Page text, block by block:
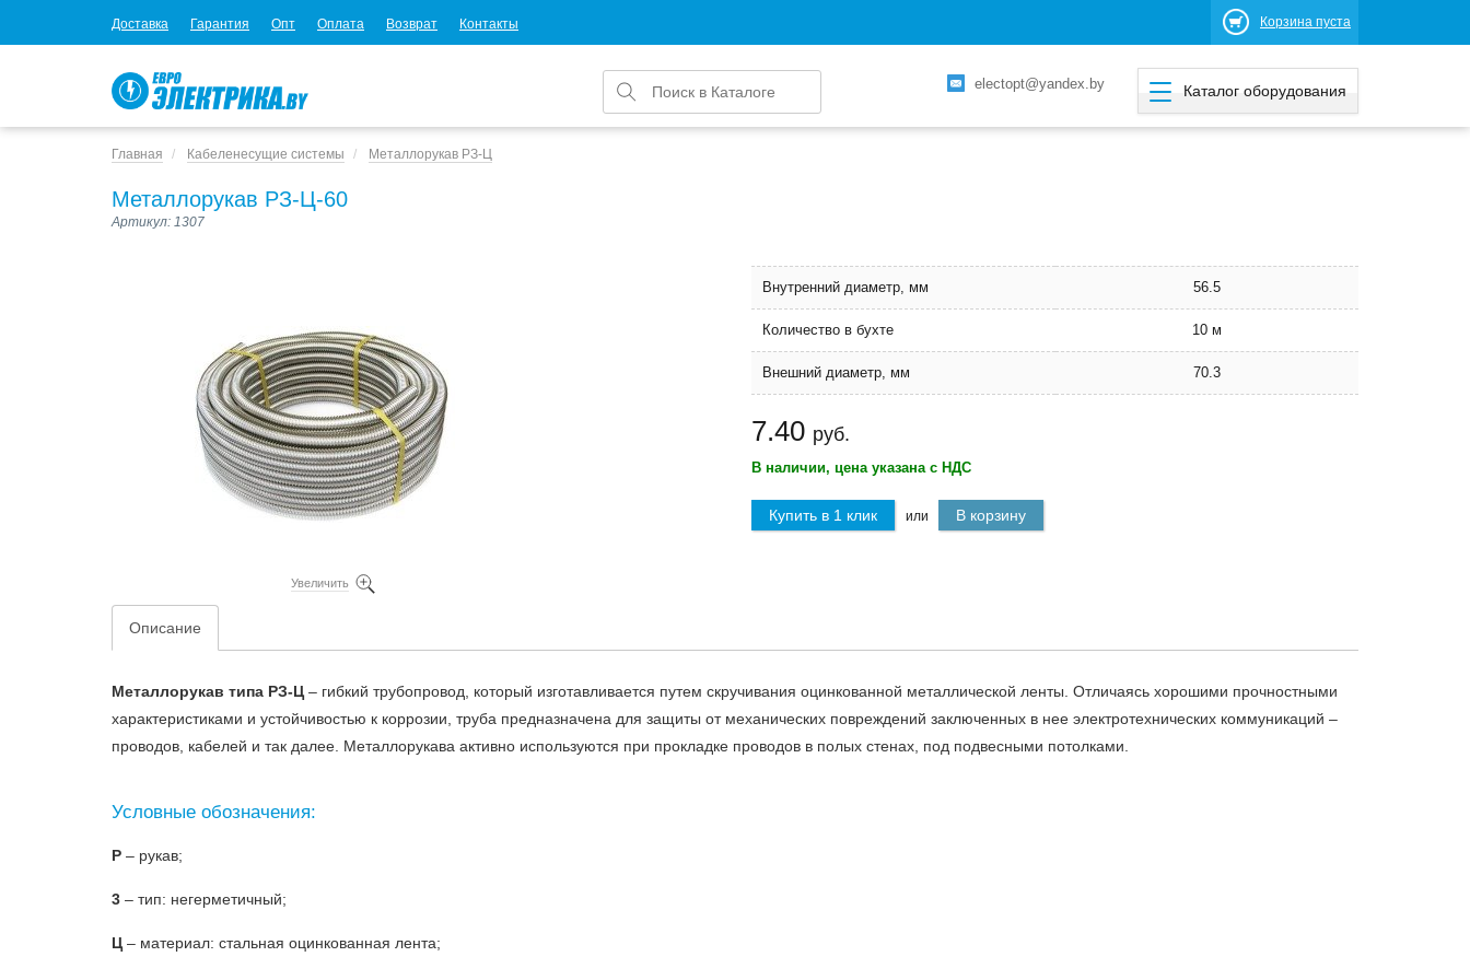
Корзина пуста
Доставка Гарантия Опт Оплата Возврат Контакты
Каталог оборудования
electopt@yandex.by
Главная Кабеленесущие системы Металлорукав РЗ-Ц
Металлорукав РЗ-Ц-60
Артикул: 1307
Увеличить
Внутренний диаметр, мм 56.5
Количество в бухте 10 м
Внешний диаметр, мм 70.3
7.40 руб.
В наличии, цена указана с НДС
Купить в 1 клик или В корзину
Описание
Mеталлорукав типа РЗ-Ц – гибкий трубопровод, который изготавливается путем скручивания оцинкованной металлической ленты. Отличаясь хорошими прочностными
характеристиками и устойчивостью к коррозии, труба предназначена для защиты от механических повреждений заключенных в нее электротехнических коммуникаций –
проводов, кабелей и так далее. Металлорукава активно используются при прокладке проводов в полых стенах, под подвесными потолками.
Условные обозначения:
Р – рукав;
3 – тип: негерметичный;
Ц – материал: стальная оцинкованная лента;